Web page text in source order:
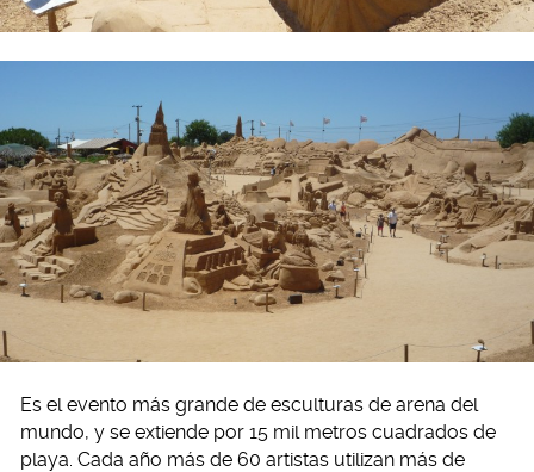
Es el evento más grande de esculturas de arena del
mundo, y se extiende por 15 mil metros cuadrados de
playa. Cada año más de 60 artistas utilizan más de